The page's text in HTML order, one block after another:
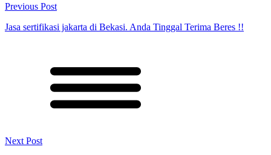
Previous Post
Jasa sertifikasi jakarta di Bekasi. Anda Tinggal Terima Beres !!
Next Post